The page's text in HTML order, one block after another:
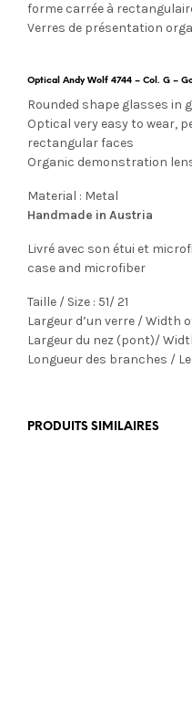
forme carrée à
Verres de présentation
Optical Andy Wolf 4744 – Col. G –
Rounded shape glasses in
Optical very easy to wear,
rectangular faces
Organic demonstration
Material : Metal
Handmade in Austria
Livré avec son étui et
case and microfiber
Taille / Size : 51/ 21
Largeur d’un verre / Width
Largeur du nez (pont)/
Longueur des branches /
PRODUITS SIMILAIRES